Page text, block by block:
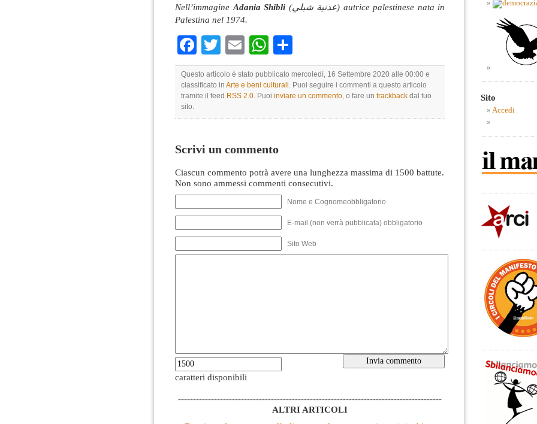
Nell’immagine Adania Shibli (عدنية شبلي) autrice palestinese nata in
Palestina nel 1974.
Facebook
TwitterEmailWhatsApp
Questo articolo è stato pubblicato mercoledì, 16 Settembre 2020 alle 00:00 e
classificato in Arte e beni culturali. Puoi seguire i commenti a questo articolo
tramite il feed RSS 2.0. Puoi inviare un commento, o fare un trackback dal tuo
sito.
Scrivi un commento
Ciascun commento potrà avere una lunghezza massima di 1500 battute.
Non sono ammessi commenti consecutivi.
Nome e Cognomeobbligatorio
E-mail (non verrà pubblicata) obbligatorio
Sito Web
caratteri disponibili
----------------------------------------------------------------------------------------
ALTRI ARTICOLI
Sito
Accedi